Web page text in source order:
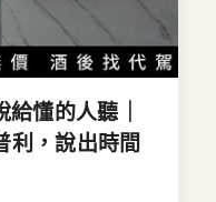
懂的人聽｜
，說出時間